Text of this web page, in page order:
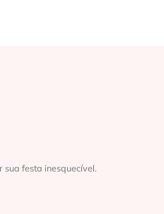
festa inesquecível.